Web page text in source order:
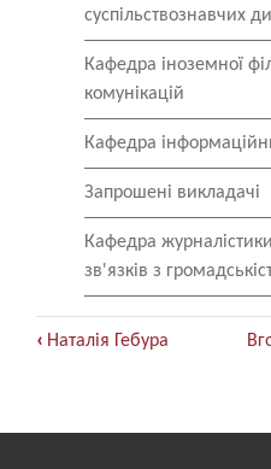
суспільствознавчих
Кафедра іноземної
комунікацій
Кафедра
Запрошені викладачі
Кафедра
зв'язків з
Книжкові
для
‹ Наталія Гебура